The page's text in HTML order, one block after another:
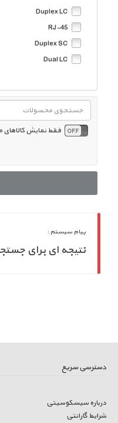
550 متر
Duplex LC
RJ-45
Duplex SC
Dual LC
فقط نمایش کالاهای
پیام سیستم :
نتیجه ای برای
دسترسی سریع
درباره سیسکوسیتی
شرایط گارانتی